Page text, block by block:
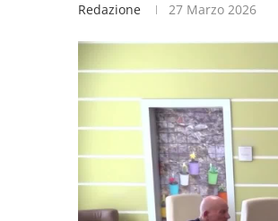
Redazione 27 Marzo 2026